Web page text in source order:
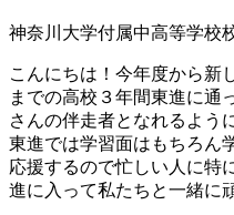
神奈川大学付属中高等学校
こんにちは！今年度から新
までの高校３年間東進に通
さんの伴走者となれるよう
東進では学習面はもちろん
応援するので忙しい人に特
進に入って私たちと一緒に